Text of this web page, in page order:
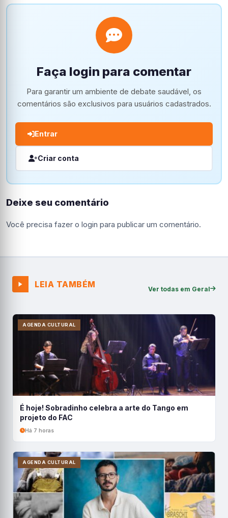
Faça login para comentar
Para garantir um ambiente de debate saudável, os
comentários são exclusivos para usuários cadastrados.
Entrar
Criar conta
Deixe seu comentário
Você precisa fazer o login para publicar um comentário.
LEIA TAMBÉM Ver todas em Geral
AGENDA CULTURAL
É hoje! Sobradinho celebra a arte do Tango em
projeto do FAC
Há 7 horas
AGENDA CULTURAL